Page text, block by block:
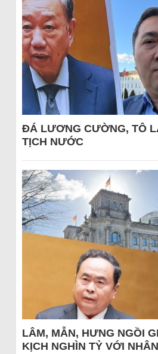
ĐÁ LƯƠNG CƯỜNG, TÔ
TỊCH NƯỚC
LÂM, MẪN, HƯNG NGỒI
KỊCH NGHÌN TỶ VỚI